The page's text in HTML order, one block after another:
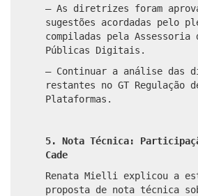
– As diretrizes foram
sugestões acordadas pelo
compiladas pela
Públicas Digitais.
– Continuar a análise das
restantes no GT Regulação
Plataformas.
5. Nota Técnica:
Cade
Renata Mielli explicou a
proposta de nota técnica